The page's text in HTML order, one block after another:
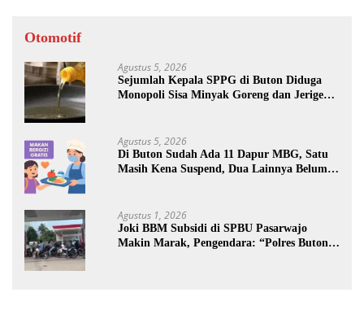
Otomotif
Agustus 5, 2026
Sejumlah Kepala SPPG di Buton Diduga
Monopoli Sisa Minyak Goreng dan Jerigen
Agustus 5, 2026
Di Buton Sudah Ada 11 Dapur MBG, Satu
Masih Kena Suspend, Dua Lainnya Belum
Agustus 1, 2026
Joki BBM Subsidi di SPBU Pasarwajo
Makin Marak, Pengendara: “Polres Buton